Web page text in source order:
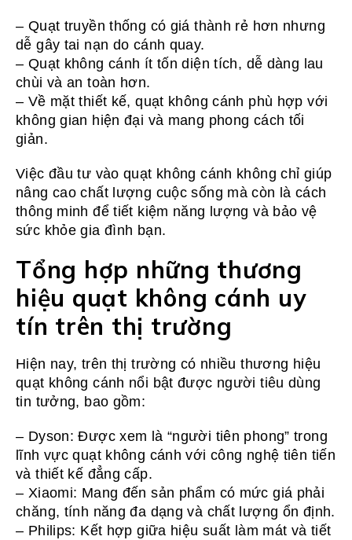
– Quạt truyền thống có giá thành rẻ hơn nhưng
dễ gây tai nạn do cánh quay.
– Quạt không cánh ít tốn diện tích, dễ dàng lau
chùi và an toàn hơn.
– Về mặt thiết kế, quạt không cánh phù hợp với
không gian hiện đại và mang phong cách tối
giản.
Việc đầu tư vào quạt không cánh không chỉ giúp
nâng cao chất lượng cuộc sống mà còn là cách
thông minh để tiết kiệm năng lượng và bảo vệ
sức khỏe gia đình bạn.
Tổng hợp những thương
hiệu quạt không cánh uy
tín trên thị trường
Hiện nay, trên thị trường có nhiều thương hiệu
quạt không cánh nổi bật được người tiêu dùng
tin tưởng, bao gồm:
– Dyson: Được xem là “người tiên phong” trong
lĩnh vực quạt không cánh với công nghệ tiên tiến
và thiết kế đẳng cấp.
– Xiaomi: Mang đến sản phẩm có mức giá phải
chăng, tính năng đa dạng và chất lượng ổn định.
– Philips: Kết hợp giữa hiệu suất làm mát và tiết